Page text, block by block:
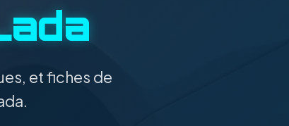
et fiches de